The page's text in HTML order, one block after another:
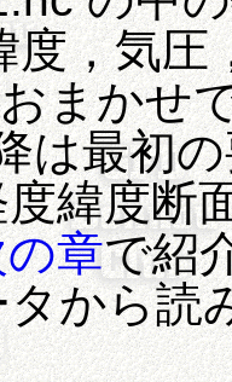
度，気圧
まかせ
は最初
緯度断
章で紹
から読